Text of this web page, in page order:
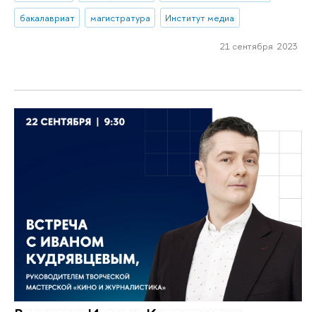
бакалавриат
магистратура Институт медиа
21 сентября 2023